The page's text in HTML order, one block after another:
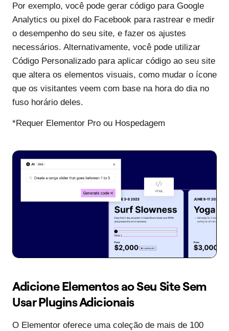
Por exemplo, você pode gerar código para Google
Analytics ou pixel do Facebook para rastrear e medir
o desempenho do seu site, e fazer os ajustes
necessários. Alternativamente, você pode utilizar
Código Personalizado para aplicar código ao seu site
que altera os elementos visuais, como mudar o ícone
que os visitantes veem com base na hora do dia no
fuso horário deles.
*Requer Elementor Pro ou Hospedagem
Adicione Elementos ao Seu Site Sem
Usar Plugins Adicionais
O Elementor oferece uma coleção de mais de 100